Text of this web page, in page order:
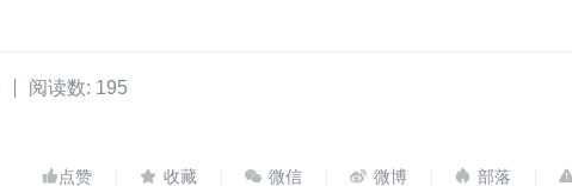
阅读数: 195
    